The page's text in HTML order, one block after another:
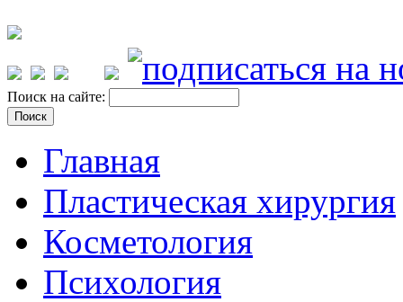
Поиск на сайте:
Главная
Пластическая хирургия
Косметология
Психология